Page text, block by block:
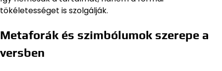
tökéletességet is szolgálják.
Metaforák és szimbólumok szerepe a
versben